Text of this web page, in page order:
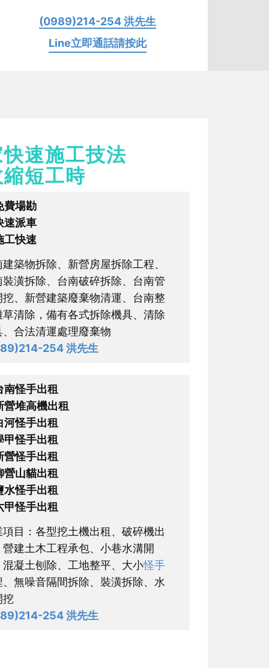
(0989)214-254 洪先生
Line立即通話請按此
速施工技法
短工時
費場勘
速派車
工快速
築物拆除、新營房屋拆除工程、
裝潢拆除、台南破碎拆除、台南管
挖、新營建築廢棄物清運、台南整
草清除，備有各式拆除機具、清除
、合法清運處理廢棄物
254 洪先生
南怪手出租
營堆高機出租
河怪手出租
甲怪手出租
營怪手出租
營山貓出租
水怪手出租
甲怪手出租
項目：各型挖土機出租、破碎機出
營建土木工程承包、小巷水溝開
混凝土刨除、工地整平、大小怪手
、無噪音隔間拆除、裝潢拆除、水
挖
254 洪先生